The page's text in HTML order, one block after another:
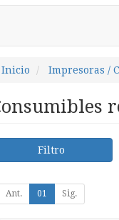
Inicio Impresoras /
Filtro
Ant. 01 Sig.